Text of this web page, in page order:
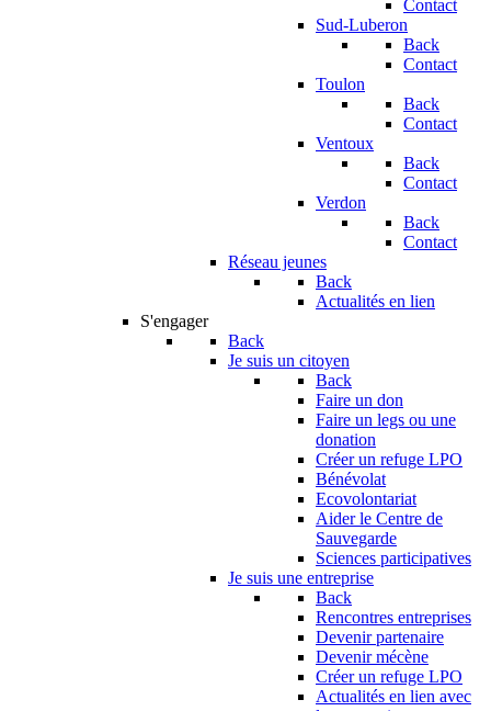
Contact
Sud-Luberon
Back
Contact
Toulon
Back
Contact
Ventoux
Back
Contact
Verdon
Back
Contact
Réseau jeunes
Back
Actualités en lien
S'engager
Back
Je suis un citoyen
Back
Faire un don
Faire un legs ou une
donation
Créer un refuge LPO
Bénévolat
Ecovolontariat
Aider le Centre de
Sauvegarde
Sciences participatives
Je suis une entreprise
Back
Rencontres entreprises
Devenir partenaire
Devenir mécène
Créer un refuge LPO
Actualités en lien avec